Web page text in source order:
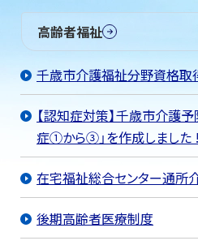
高齢者福祉
千歳市介護福祉分野資格取
【認知症対策】千歳市介護
症①から③」を作成しました
在宅福祉総合センター通所
後期高齢者医療制度